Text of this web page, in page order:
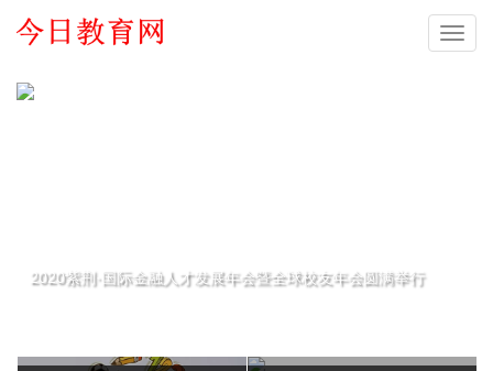
导
2020紫荆·国际金融人才发展年会暨全球校友年会圆满举行